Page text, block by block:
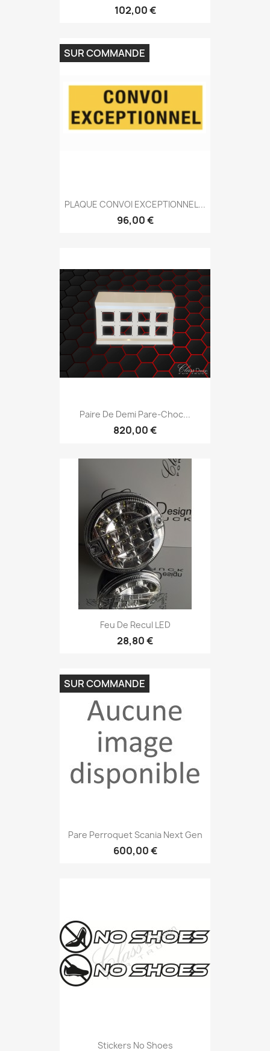
102,00 €
PLAQUE CONVOI EXCEPTIONNEL...
96,00 €
SUR COMMANDE
Paire De Demi Pare-Choc...
820,00 €
Feu De Recul LED
28,80 €
Pare Perroquet Scania Next Gen
600,00 €
SUR COMMANDE
Stickers No Shoes